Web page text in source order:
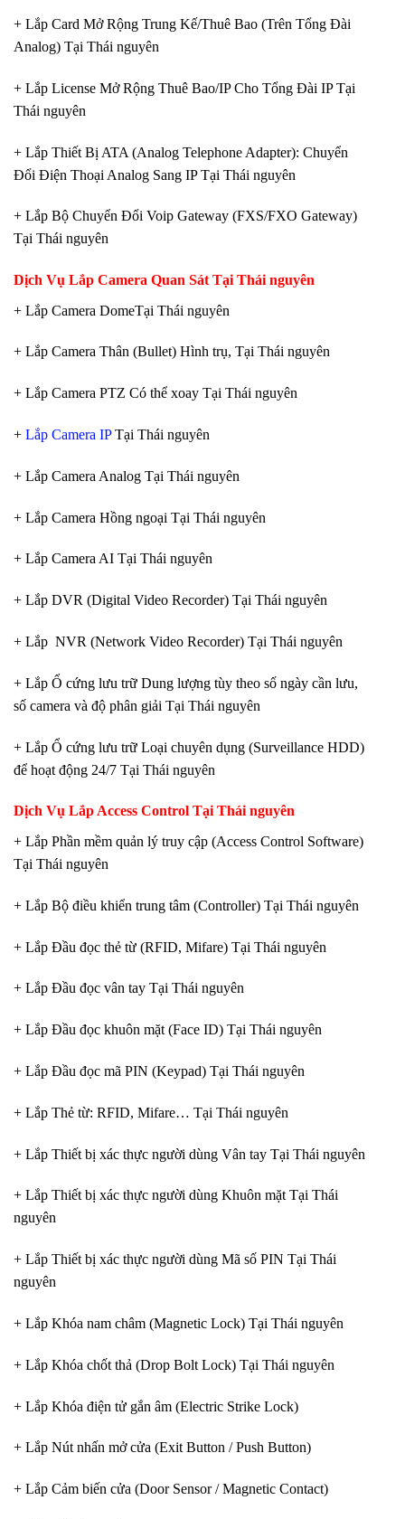
+ Lắp Card Mở Rộng Trung Kế/Thuê Bao (Trên Tổng Đài
Analog) Tại Thái nguyên
+ Lắp License Mở Rộng Thuê Bao/IP Cho Tổng Đài IP Tại
Thái nguyên
+ Lắp Thiết Bị ATA (Analog Telephone Adapter): Chuyển
Đổi Điện Thoại Analog Sang IP Tại Thái nguyên
+ Lắp Bộ Chuyển Đổi Voip Gateway (FXS/FXO Gateway)
Tại Thái nguyên
Dịch Vụ Lắp Camera Quan Sát Tại Thái nguyên
+ Lắp Camera DomeTại Thái nguyên
+ Lắp Camera Thân (Bullet) Hình trụ, Tại Thái nguyên
+ Lắp Camera PTZ Có thể xoay Tại Thái nguyên
+ Lắp Camera IPTại Thái nguyên
+ Lắp Camera Analog Tại Thái nguyên
+ Lắp Camera Hồng ngoại Tại Thái nguyên
+ Lắp Camera AI Tại Thái nguyên
+ Lắp DVR (Digital Video Recorder) Tại Thái nguyên
+ Lắp NVR (Network Video Recorder) Tại Thái nguyên
+ Lắp Ổ cứng lưu trữ Dung lượng tùy theo số ngày cần lưu,
số camera và độ phân giải Tại Thái nguyên
+ Lắp Ổ cứng lưu trữ Loại chuyên dụng (Surveillance HDD)
để hoạt động 24/7 Tại Thái nguyên
Dịch Vụ LắpAccess Control Tại Thái nguyên
+ Lắp Phần mềm quản lý truy cập (Access Control Software)
Tại Thái nguyên
+ Lắp Bộ điều khiển trung tâm (Controller) Tại Thái nguyên
+ Lắp Đầu đọc thẻ từ (RFID, Mifare) Tại Thái nguyên
+ Lắp Đầu đọc vân tay Tại Thái nguyên
+ Lắp Đầu đọc khuôn mặt (Face ID) Tại Thái nguyên
+ Lắp Đầu đọc mã PIN (Keypad) Tại Thái nguyên
+ Lắp Thẻ từ: RFID, Mifare… Tại Thái nguyên
+ Lắp Thiết bị xác thực người dùng Vân tay Tại Thái nguyên
+ Lắp Thiết bị xác thực người dùng Khuôn mặt Tại Thái
nguyên
+ Lắp Thiết bị xác thực người dùng Mã số PIN Tại Thái
nguyên
+ Lắp Khóa nam châm (Magnetic Lock) Tại Thái nguyên
+ Lắp Khóa chốt thả (Drop Bolt Lock) Tại Thái nguyên
+ Lắp Khóa điện tử gắn âm (Electric Strike Lock)
+ Lắp Nút nhấn mở cửa (Exit Button / Push Button)
+ Lắp Cảm biến cửa (Door Sensor / Magnetic Contact)